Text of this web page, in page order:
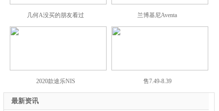
几何A没买的朋友看过 兰博基尼Aventa
2020款途乐NIS 售7.49-8.39
最新资讯